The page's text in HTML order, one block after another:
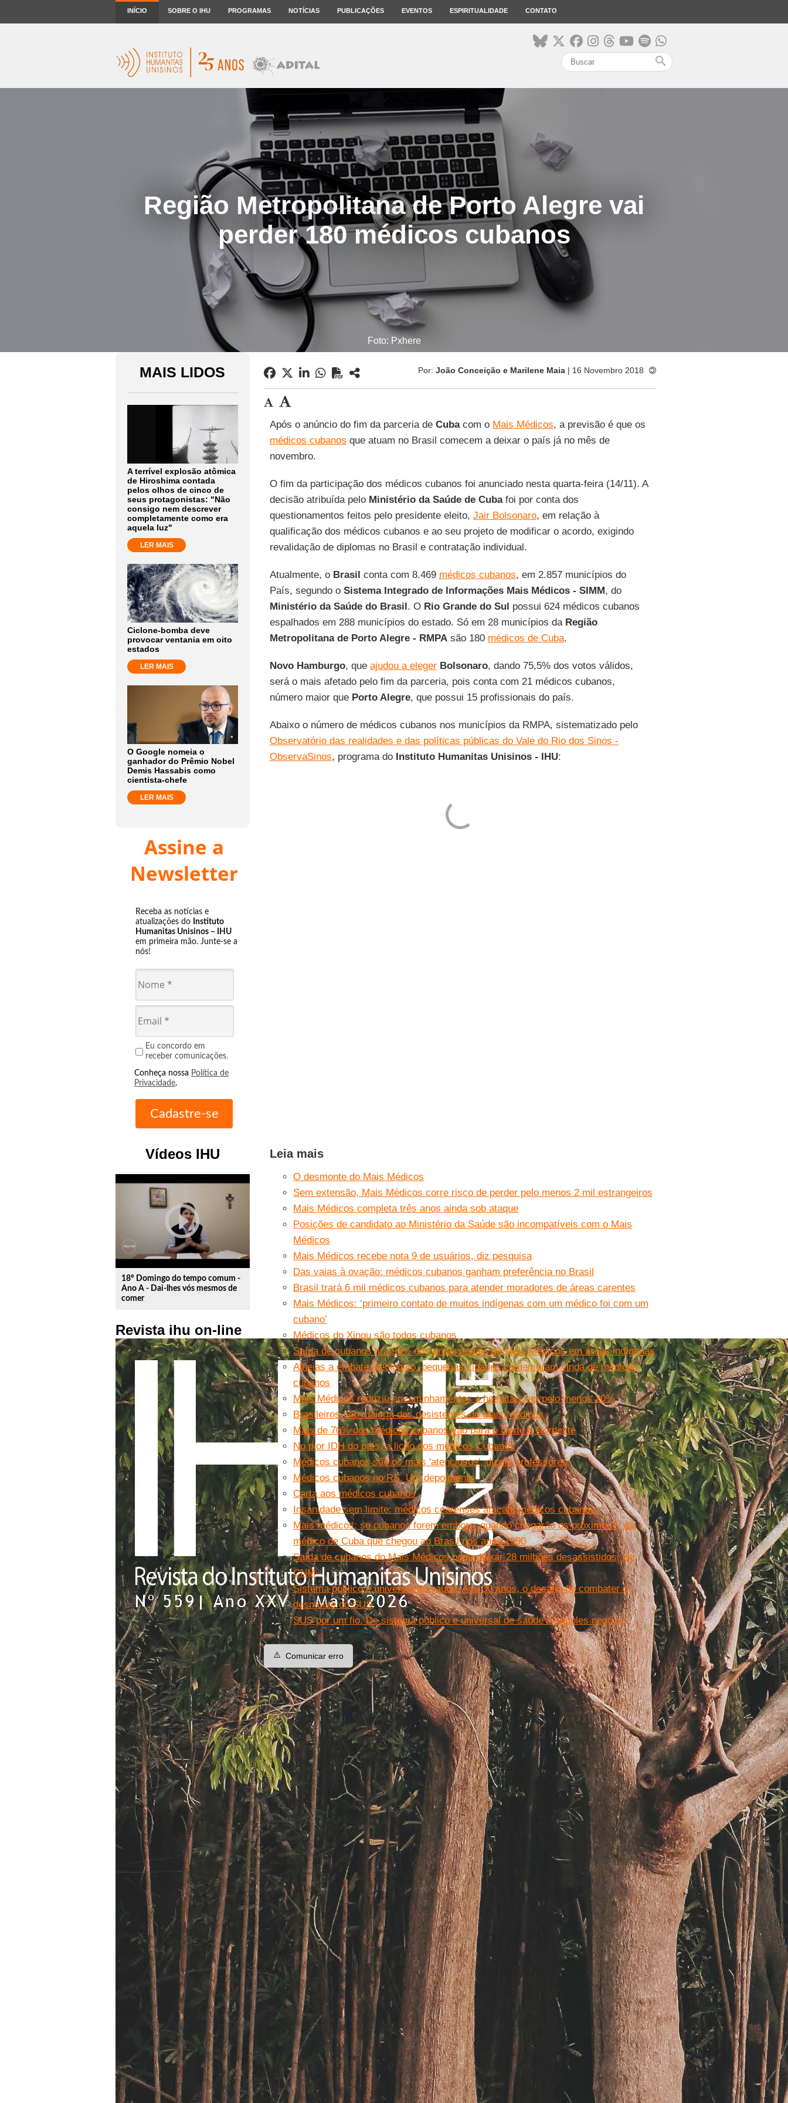
INÍCIO SOBRE O IHU PROGRAMAS NOTÍCIAS PUBLICAÇÕES EVENTOS ESPIRITUALIDADE CONTATO
search
Região Metropolitana de Porto Alegre vai
perder 180 médicos cubanos
Foto: Pxhere
MAIS LIDOS
A terrível explosão atômica
de Hiroshima contada
pelos olhos de cinco de
seus protagonistas: "Não
consigo nem descrever
completamente como era
aquela luz"
LER MAIS
Ciclone-bomba deve
provocar ventania em oito
estados
LER MAIS
O Google nomeia o
ganhador do Prêmio Nobel
Demis Hassabis como
cientista-chefe
LER MAIS
Assine a
Newsletter
Receba as notícias e
atualizações do Instituto
Humanitas Unisinos – IHU
em primeira mão. Junte-se a
nós!
Eu concordo em
receber comunicações.
Conheça nossa Política de
Privacidade.
Vídeos IHU
play_circle_outline
18º Domingo do tempo comum -
Ano A - Dai-lhes vós mesmos de
comer
Revista ihu on-line
Por: João Conceição e Marilene Maia| 16 Novembro 2018
Após o anúncio do fim da parceria de Cubacom o Mais Médicos, a previsão é que os
médicos cubanos que atuam no Brasil comecem a deixar o país já no mês de
novembro.
O fim da participação dos médicos cubanos foi anunciado nesta quarta-feira (14/11). A
decisão atribuída pelo Ministério da Saúde de Cubafoi por conta dos
questionamentos feitos pelo presidente eleito, Jair Bolsonaro, em relação à
qualificação dos médicos cubanos e ao seu projeto de modificar o acordo, exigindo
revalidação de diplomas no Brasil e contratação individual.
Atualmente, o Brasil conta com 8.469 médicos cubanos, em 2.857 municípios do
País, segundo o Sistema Integrado de Informações Mais Médicos - SIMM, do
Ministério da Saúde do Brasil. O Rio Grande do Sul possui 624 médicos cubanos
espalhados em 288 municípios do estado. Só em 28 municípios da Região
Metropolitana de Porto Alegre - RMPA são 180 médicos de Cuba.
Novo Hamburgo, que ajudou a eleger Bolsonaro, dando 75,5% dos votos válidos,
será o mais afetado pelo fim da parceria, pois conta com 21 médicos cubanos,
número maior que Porto Alegre, que possui 15 profissionais do país.
Abaixo o número de médicos cubanos nos municípios da RMPA, sistematizado pelo
Observatório das realidades e das políticas públicas do Vale do Rio dos Sinos -
ObservaSinos, programa do Instituto Humanitas Unisinos - IHU:
Leia mais
O desmonte do Mais Médicos
Sem extensão, Mais Médicos corre risco de perder pelo menos 2 mil estrangeiros
Mais Médicos completa três anos ainda sob ataque
Posições de candidato ao Ministério da Saúde são incompatíveis com o Mais
Médicos
Mais Médicos recebe nota 9 de usuários, diz pesquisa
Das vaias à ovação: médicos cubanos ganham preferência no Brasil
Brasil trará 6 mil médicos cubanos para atender moradores de áreas carentes
Mais Médicos: ‘primeiro contato de muitos indígenas com um médico foi com um
cubano’
Médicos do Xingu são todos cubanos
Saída de cubanos tira 90% dos profissionais do Mais Médicos em áreas indígenas
Alheias a embate ideológico, pequenas cidades comemoram vinda de médicos
cubanos
Mais Médicos reduziu encaminhamentos a hospitais em pelo menos 20%
Brasileiros são maioria dos desistentes do Mais Médicos
Mais de 70% dos médicos cubanos vão para o Norte e Nordeste
No pior IDH do país, a lição dos médicos Cubanos
Médicos cubanos são os mais 'atenciosos', dizem professores
Médicos cubanos no RS. Um depoimento
Carta aos médicos cubanos
Insanidade sem limite: médicos cearenses atacam médicos cubanos
Mais médicos: se cubanos forem embora, quando chegarão os próximos?, diz
médico de Cuba que chegou ao Brasil nos anos 1990
Saída de cubanos do Mais Médicos pode deixar 28 milhões desassistidos, diz
CNM
Sistema público e universal de saúde. Aos 30 anos, o desafio de combater o
desmonte do SUS
SUS por um fio. De sistema público e universal de saúde a simples negócio
⚠️ Comunicar erro